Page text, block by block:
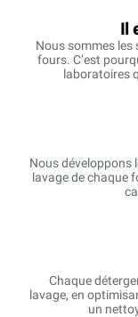
Il
Nous sommes les
fours. C’est
laboratoires
Nous développons
lavage de chaque
Chaque
lavage, en
un